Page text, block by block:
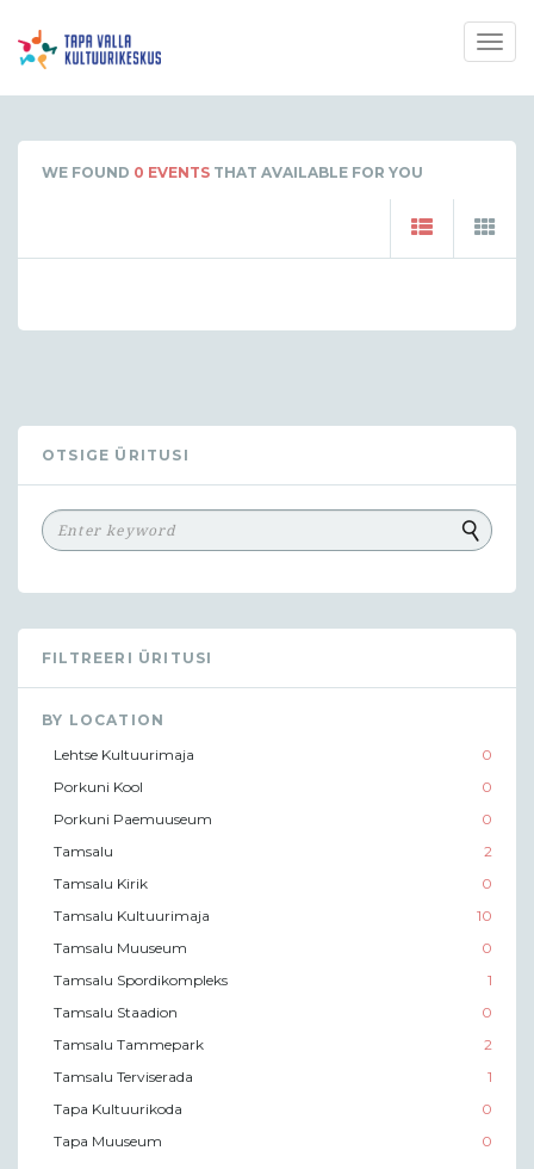
WE FOUND 0 EVENTS THAT AVAILABLE FOR YOU
OTSIGE ÜRITUSI
FILTREERI ÜRITUSI
BY LOCATION
Lehtse Kultuurimaja
0
Porkuni Kool
0
Porkuni Paemuuseum
0
Tamsalu
2
Tamsalu Kirik
0
Tamsalu Kultuurimaja
10
Tamsalu Muuseum
0
Tamsalu Spordikompleks
1
Tamsalu Staadion
0
Tamsalu Tammepark
2
Tamsalu Terviserada
1
Tapa Kultuurikoda
0
Tapa Muuseum
0